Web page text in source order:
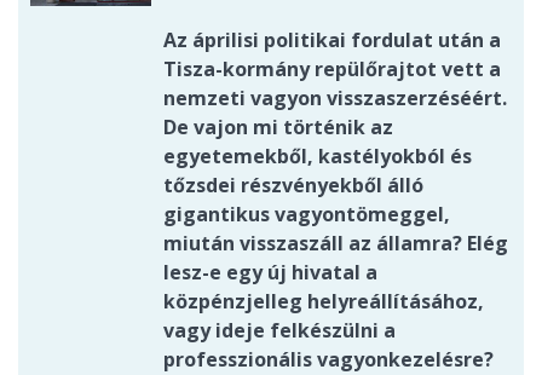
Az áprilisi politikai fordulat után a
Tisza-kormány repülőrajtot vett a
nemzeti vagyon visszaszerzéséért.
De vajon mi történik az
egyetemekből, kastélyokból és
tőzsdei részvényekből álló
gigantikus vagyontömeggel,
miután visszaszáll az államra? Elég
lesz-e egy új hivatal a
közpénzjelleg helyreállításához,
vagy ideje felkészülni a
professzionális vagyonkezelésre?